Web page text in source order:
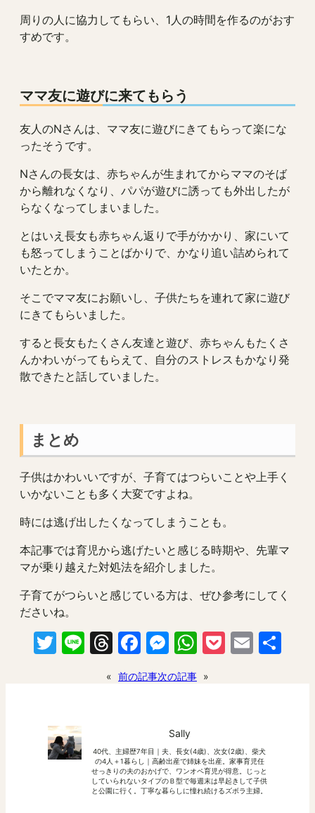
周りの人に協力してもらい、1人の時間を作るのがおす
すめです。
ママ友に遊びに来てもらう
友人のNさんは、ママ友に遊びにきてもらって楽にな
ったそうです。
Nさんの長女は、赤ちゃんが生まれてからママのそば
から離れなくなり、パパが遊びに誘っても外出したが
らなくなってしまいました。
とはいえ長女も赤ちゃん返りで手がかかり、家にいて
も怒ってしまうことばかりで、かなり追い詰められて
いたとか。
そこでママ友にお願いし、子供たちを連れて家に遊び
にきてもらいました。
すると長女もたくさん友達と遊び、赤ちゃんもたくさ
んかわいがってもらえて、自分のストレスもかなり発
散できたと話していました。
まとめ
子供はかわいいですが、子育てはつらいことや上手く
いかないことも多く大変ですよね。
時には逃げ出したくなってしまうことも。
本記事では育児から逃げたいと感じる時期や、先輩マ
マが乗り越えた対処法を紹介しました。
子育てがつらいと感じている方は、ぜひ参考にしてく
ださいね。
Twitter
LineThreads
Facebook
Messenger
WhatsApp
Pocket
Email
« 前の記事次の記事 »
Sally
40代、主婦歴7年目｜夫、長女(4歳)、次女(2歳)、柴犬
の4人＋1暮らし｜高齢出産で姉妹を出産。家事育児任
せっきりの夫のおかげで、ワンオペ育児が得意。じっと
していられないタイプのＢ型で毎週末は早起きして子供
と公園に行く。丁寧な暮らしに憧れ続けるズボラ主婦。